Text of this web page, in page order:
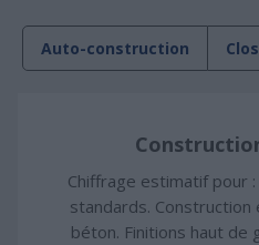
Auto-construction
Chiffrage estimatif pour
standards. Construction
béton. Finitions haut de